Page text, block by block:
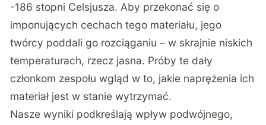
-186 stopni Celsjusza. Aby przekonać się o
imponujących cechach tego materiału, jego
twórcy poddali go rozciąganiu – w skrajnie niskich
temperaturach, rzecz jasna. Próby te dały
członkom zespołu wgląd w to, jakie naprężenia ich
materiał jest w stanie wytrzymać.
Nasze wyniki podkreślają wpływ podwójnego,